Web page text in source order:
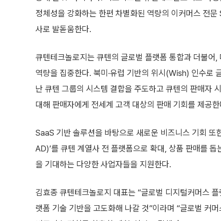
정체성을 강화하는 한편 차별화된 역량의 이커머스 전
사로 발돋움한다.
큐텐테크놀로지는 큐텐의 글로벌 플랫폼 통합과 더불어
역량을 집중한다. 북미·유럽 기반의 위시(Wish) 인수로
난 큐텐 그룹의 시스템 결합을 주도하고 큐텐의 판매자
대해 판매자에게 전세계 고객 대상의 판매 기회를 제공
SaaS 기반 솔루션을 바탕으로 새로운 비즈니스 기회
AD)’를 큐텐 계열사 전 플랫폼으로 확대, 상품 판매를
을 기대하는 다양한 사업자들을 지원한다.
김효종 큐텐테크놀로지 대표는 “글로벌 디지털커머스
랫폼 기술 기반을 고도화해 나갈 것”이라며 “글로벌 커